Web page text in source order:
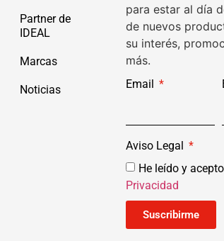
Partner de
IDEAL
Marcas
Noticias
para estar al día
de nuevos
su interés,
más.
Email
Aviso Legal
He leído y
Privacidad
Suscribirme